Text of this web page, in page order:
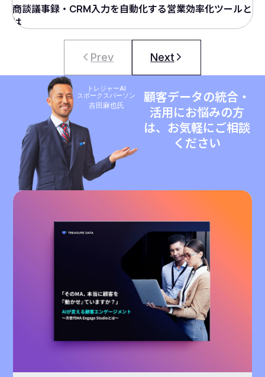
商談議事録・CRM入力を自動化する営業効率化ツールと
は
Prev Next
トレジャーAI
スポークスパーソン
吉田麻也氏
顧客データの統合・
活用にお悩みの方
は、お気軽にご相談
ください